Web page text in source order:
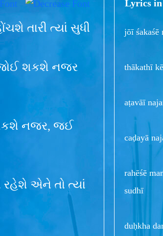
તારી ત્યાં સુધી
જોઈ શકશે નજર
શકશે નજર, જઈ
એને તો ત્યાં
Lyrics
jōī śakaśē
thākathī
aṭavāī
caḍayā
rahēśē
sudhī
duḥkha